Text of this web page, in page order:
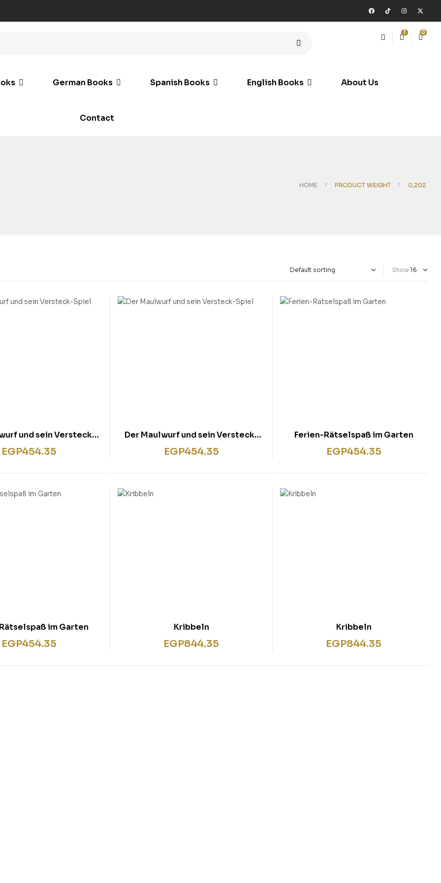
1 0
German Books Spanish Books English Books About Us
Contact
HOME PRODUCT WEIGHT 0,202
Show
und sein Versteck-
Spiel
EGP454.35
Der Maulwurf und sein Versteck-
Spiel
EGP454.35
Ferien-Rätselspaß im Garten
EGP454.35
im Garten
EGP454.35
Kribbeln
EGP844.35
Kribbeln
EGP844.35